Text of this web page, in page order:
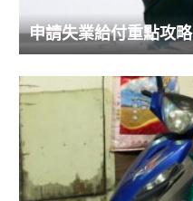
申請失業給付重點攻略